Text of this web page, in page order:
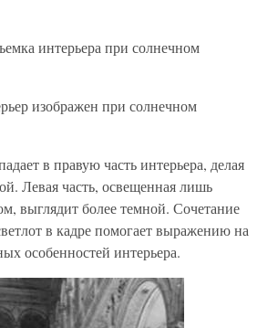
интерьера при солнечном
изображен при солнечном
в правую часть интерьера, делая
Левая часть, освещенная лишь
выглядит более темной. Сочетание
в кадре помогает выражению на
особенностей интерьера.